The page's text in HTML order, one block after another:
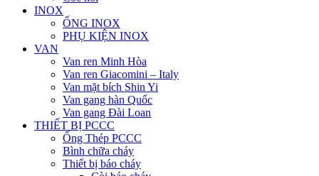
INOX
ỐNG INOX
PHỤ KIỆN INOX
VAN
Van ren Minh Hòa
Van ren Giacomini – Italy
Van mặt bích Shin Yi
Van gang hàn Quốc
Van gang Đài Loan
THIẾT BỊ PCCC
Ống Thép PCCC
Bình chữa cháy
Thiết bị báo cháy